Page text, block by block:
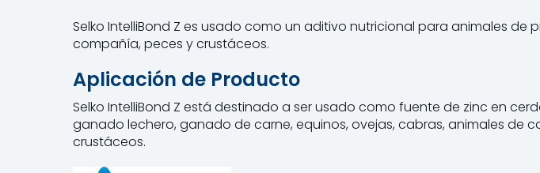
Selko IntelliBond Z es usado como un aditivo nutricional para animales de
compañía, peces y crustáceos.
Aplicación de Producto
Selko IntelliBond Z está destinado a ser usado como fuente de zinc en
ganado lechero, ganado de carne, equinos, ovejas, cabras, animales de
crustáceos.